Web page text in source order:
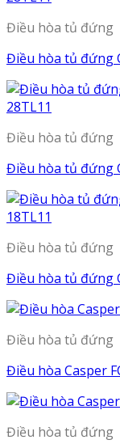
Điều hòa tủ đứng
Điều hòa tủ đứng
Điều hòa tủ đứng
Điều hòa tủ đứng
Điều hòa tủ đứng
Điều hòa tủ đứng
Điều hòa tủ đứng
Điều hòa Casper
Điều hòa tủ đứng